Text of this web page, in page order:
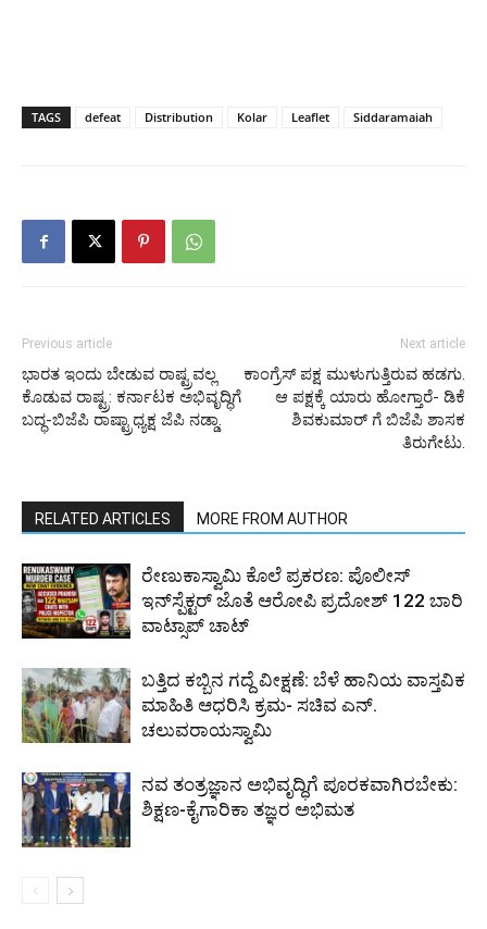
TAGS defeat Distribution Kolar Leaflet Siddaramaiah
Previous article
ಭಾರತ ಇಂದು ಬೇಡುವ ರಾಷ್ಟ್ರವಲ್ಲ
ಕೊಡುವ ರಾಷ್ಟ್ರ: ಕರ್ನಾಟಕ ಅಭಿವೃದ್ಧಿಗೆ
ಬದ್ಧ-ಬಿಜೆಪಿ ರಾಷ್ಟ್ರಾಧ್ಯಕ್ಷ ಜೆಪಿ ನಡ್ಡಾ.
Next article
ಕಾಂಗ್ರೆಸ್ ಪಕ್ಷ ಮುಳುಗುತ್ತಿರುವ ಹಡಗು.
ಆ ಪಕ್ಷಕ್ಕೆ ಯಾರು ಹೋಗ್ತಾರೆ- ಡಿಕೆ
ಶಿವಕುಮಾರ್ ಗೆ ಬಿಜೆಪಿ ಶಾಸಕ
ತಿರುಗೇಟು.
RELATED ARTICLES MORE FROM AUTHOR
ರೇಣುಕಾಸ್ವಾಮಿ ಕೊಲೆ ಪ್ರಕರಣ: ಪೊಲೀಸ್
ಇನ್‌ಸ್ಪೆಕ್ಟರ್‌ ಜೊತೆ ಆರೋಪಿ ಪ್ರದೋಶ್‌ 122 ಬಾರಿ
ವಾಟ್ಸಾಪ್ ಚಾಟ್
ಬತ್ತಿದ ಕಬ್ಬಿನ ಗದ್ದೆ ವೀಕ್ಷಣೆ: ಬೆಳೆ ಹಾನಿಯ ವಾಸ್ತವಿಕ
ಮಾಹಿತಿ ಆಧರಿಸಿ ಕ್ರಮ- ಸಚಿವ ಎನ್.
ಚಲುವರಾಯಸ್ವಾಮಿ
ನವ ತಂತ್ರಜ್ಞಾನ ಅಭಿವೃದ್ಧಿಗೆ ಪೂರಕವಾಗಿರಬೇಕು:
ಶಿಕ್ಷಣ-ಕೈಗಾರಿಕಾ ತಜ್ಞರ ಅಭಿಮತ